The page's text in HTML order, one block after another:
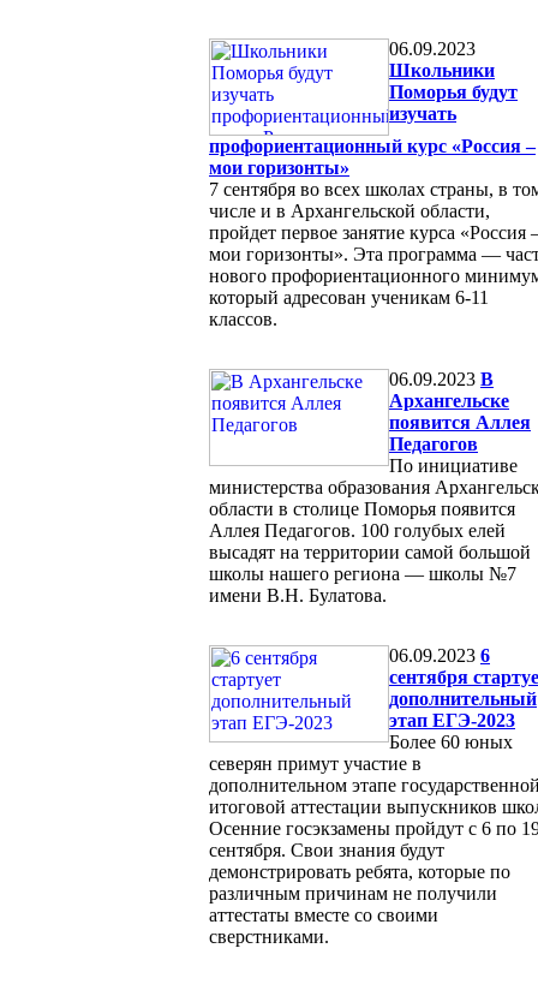
06.09.2023
Школьники
Поморья будут
изучать
профориентационный курс «Россия –
мои горизонты»
7 сентября во всех школах страны, в
числе и в Архангельской области,
пройдет первое занятие курса «Россия
мои горизонты». Эта программа —
нового профориентационного
который адресован ученикам 6-11
классов.
06.09.2023 В
Архангельске
появится Аллея
Педагогов
По инициативе
министерства образования
области в столице Поморья появится
Аллея Педагогов. 100 голубых елей
высадят на территории самой большой
школы нашего региона — школы №7
имени В.Н. Булатова.
06.09.2023 6
сентября
дополнительный
этап ЕГЭ-2023
Более 60 юных
северян примут участие в
дополнительном этапе
итоговой аттестации выпускников
Осенние госэкзамены пройдут с 6 по
сентября. Свои знания будут
демонстрировать ребята, которые по
различным причинам не получили
аттестаты вместе со своими
сверстниками.